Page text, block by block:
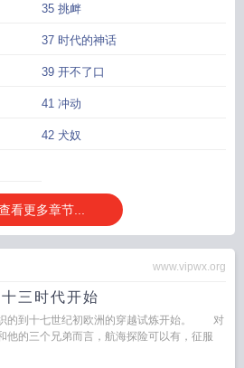
35 挑衅
37 时代的神话
39 开不了口
41 冲动
42 犬奴
看更多章节...
www.vipwx.org
三时代开始
的到十七世纪初欧洲的穿越试炼开始。 对
他的三个兄弟而言，航海探险可以有，征服